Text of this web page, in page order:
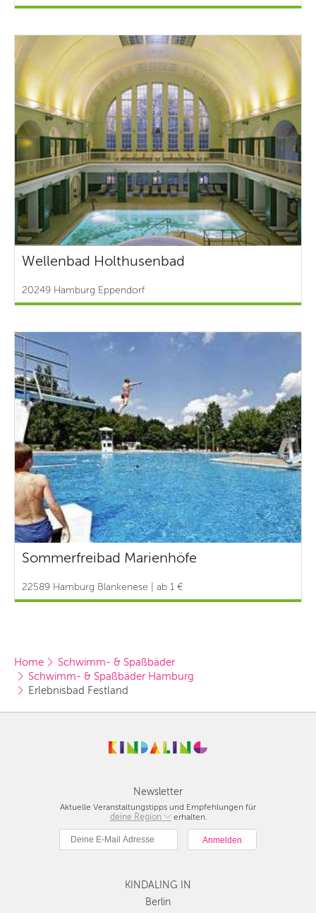
Wellenbad Holthusenbad
20249 Hamburg Eppendorf
Sommerfreibad Marienhöfe
22589 Hamburg Blankenese | ab 1 €
Home
Schwimm- & Spaßbäder
Schwimm- & Spaßbäder Hamburg
Erlebnisbad Festland
Newsletter
Aktuelle Veranstaltungstipps und Empfehlungen für
deine Region
Berlin
München
Hamburg
Köln
Düsseldorf
erhalten.
KINDALING IN
Berlin